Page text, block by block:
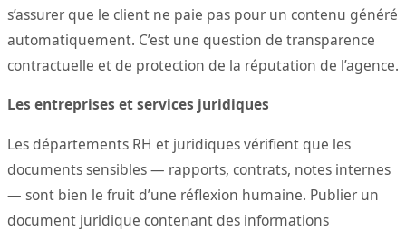
s’assurer que le client ne paie pas pour un contenu généré
automatiquement. C’est une question de transparence
contractuelle et de protection de la réputation de l’agence.
Les entreprises et services juridiques
Les départements RH et juridiques vérifient que les
documents sensibles — rapports, contrats, notes internes
— sont bien le fruit d’une réflexion humaine. Publier un
document juridique contenant des informations